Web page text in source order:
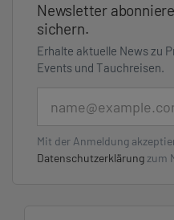
Newsletter
sichern.
Erhalte aktuelle News zu
Events und Tauchreisen.
Mit der Anmeldung
Datenschutzerklärung zum